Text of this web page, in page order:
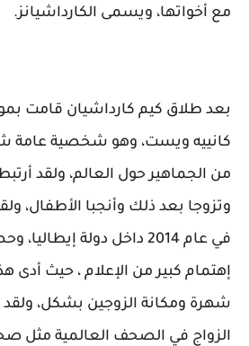
مع أخواتها، ويسمى الكارداشيانز.
بعد طلاق كيم كارداشيان قامت
كانييه ويست​، وهو شخصية عامة
وتزوجا بعد ذلك وأنجبا الأطفال،
في عام 2014 داخل دولة
إهتمام كبير من الإعلام ، حيث أدى
شهرة ومكانة الزوجين بشكل،
الزواج في الصحف العالمية مثل